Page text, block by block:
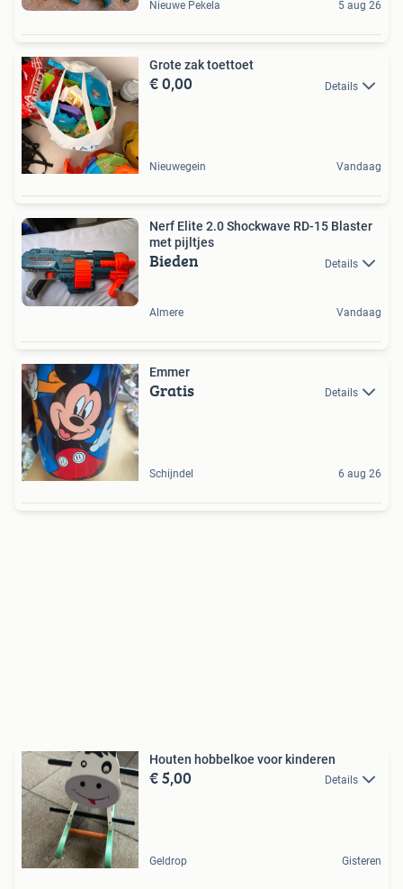
Nieuwe Pekela 5 aug 26
Grote zak toettoet
€ 0,00 Details
Nieuwegein Vandaag
Nerf Elite 2.0 Shockwave RD-15 Blaster
met pijltjes
Bieden Details
Almere Vandaag
Emmer
Gratis Details
Schijndel 6 aug 26
Houten hobbelkoe voor kinderen
€ 5,00 Details
Geldrop Gisteren